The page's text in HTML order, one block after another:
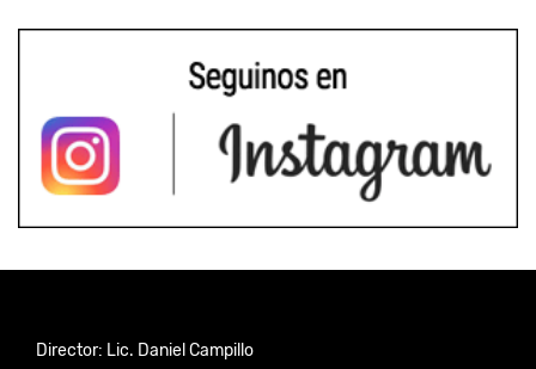
Director: Lic. Daniel Campillo